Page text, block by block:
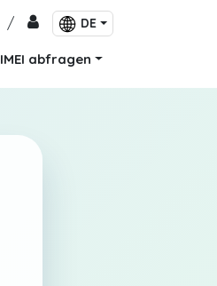
/ DE
IMEI abfragen